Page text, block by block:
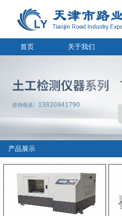
首页 关于我们
产品展示